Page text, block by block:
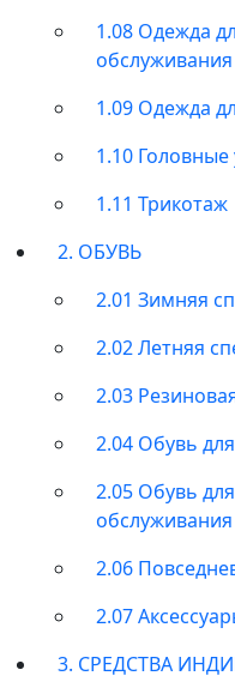
1.08 Одежда
обслуживания
1.09 Одежда
1.10
1.11 Трикотаж
2. ОБУВЬ
2.01 Зимняя
2.02 Летняя
2.03
2.04 Обувь
2.05 Обувь
обслуживания
2.06
2.07
3. СРЕДСТВА